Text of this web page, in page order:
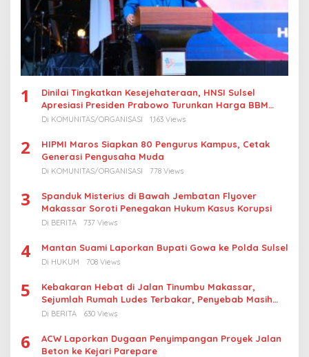
1
Dinilai Tingkatkan Kesejehateraan, HNSI Sulsel
Apresiasi Presiden Prabowo Turunkan Harga BBM
Nelayan
Di KOMUNITAS/ORGANISASI 1,163 Views
2
HIPMI Maros Siapkan 80 Pengurus Kampus, Cetak
Generasi Pengusaha Muda
Di KOMUNITAS/ORGANISASI 778 Views
3
Spanduk Misterius di Bawah Jembatan Flyover
Makassar Soroti Penegakan Hukum Kasus Korupsi
Di BERITA 737 Views
4 Mantan Suami Laporkan Bupati Gowa ke Polda Sulsel
Di HUKUM 708 Views
5
Kebakaran Hebat di Jalan Tinumbu Makassar,
Sejumlah Rumah Ludes Terbakar, Penyebab Masih
Diselidiki
Di BERITA 630 Views
6
ACW Laporkan Dugaan Penyimpangan Proyek Jalan
Beton ke Kejari Parepare